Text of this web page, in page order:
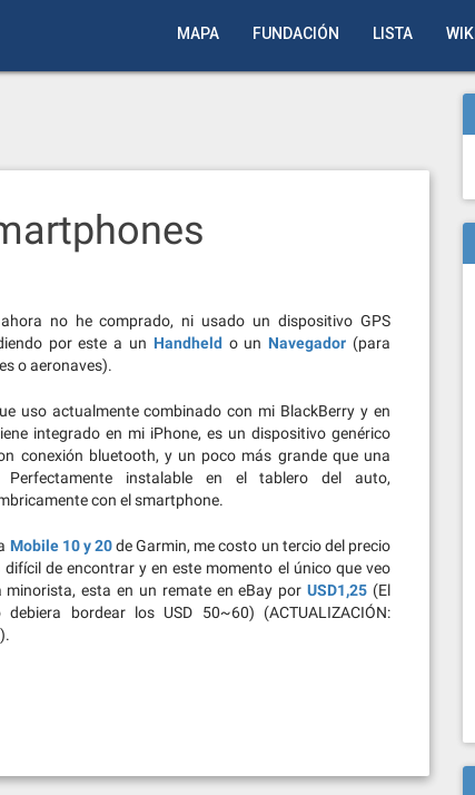
MAPA FUNDACIÓN LISTA WIKI
no he comprado, ni usado un dispositivo GPS
por este a un Handheld o un Navegador (para
o aeronaves).
uso actualmente combinado con mi BlackBerry y en
integrado en mi iPhone, es un dispositivo genérico
conexión bluetooth, y un poco más grande que una
instalable en el tablero del auto,
con el smartphone.
Mobile 10 y 20de Garmin, me costo un tercio del precio
difícil de encontrar y en este momento el único que veo
minorista, esta en un remate en eBay porUSD1,25 (El
bordear los USD 50~60) (ACTUALIZACIÓN: